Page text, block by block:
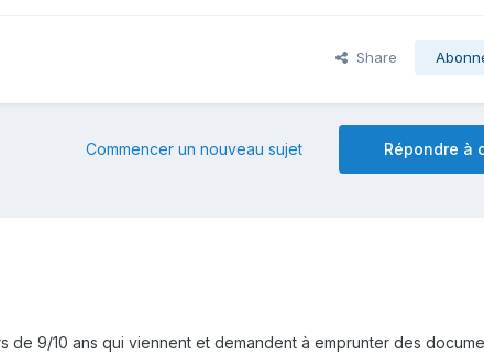
Share
Répondre à
Commencer un nouveau sujet
de 9/10 ans qui viennent et demandent à emprunter des